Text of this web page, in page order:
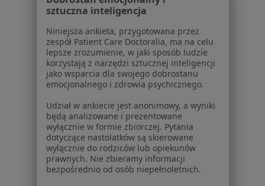
Praca Rekrutujemy!
Partnerzy
Centrum prasowe
Kontakt
Dla pacjentów
Lekarze
Placówki medyczne
Pytania i odpowiedzi
Usługi i zabiegi
Choroby
Pomoc
Aplikacje mobilne
sztuczna inteligencja
Niniejsza ankieta, przygotowana przez
zespół Patient Care Doctoralia, ma na celu
lepsze zrozumienie, w jaki sposób ludzie
korzystają z narzędzi sztucznej inteligencji
jako wsparcia dla swojego dobrostanu
emocjonalnego i zdrowia psychicznego.
Udział w ankiecie jest anonimowy, a wyniki
będą analizowane i prezentowane
wyłącznie w formie zbiorczej. Pytania
dotyczące nastolatków są skierowane
wyłącznie do rodziców lub opiekunów
prawnych. Nie zbieramy informacji
bezpośrednio od osób niepełnoletnich.